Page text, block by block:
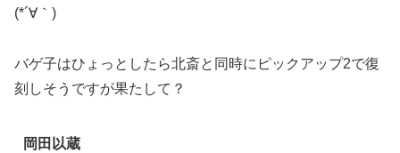
(*´∀｀)
バゲ子はひょっとしたら北斎と同時にピックアップ2で復
刻しそうですが果たして？
岡田以蔵